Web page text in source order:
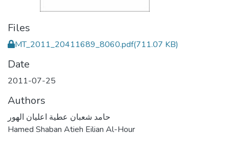
Files
MT_2011_20411689_8060.pdf(711.07 KB)
Date
2011-07-25
Authors
حامد شعبان عطية اعليان الهور
Hamed Shaban Atieh Eilian Al-Hour